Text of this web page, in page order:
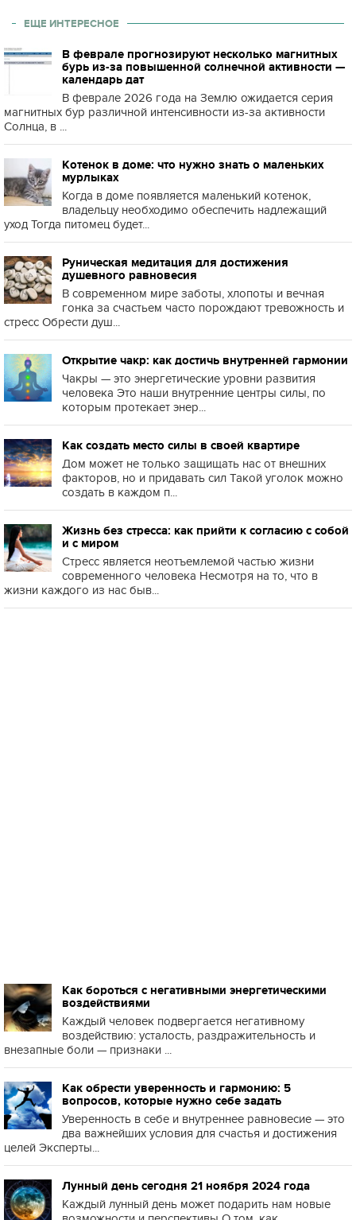
ЕЩЕ ИНТЕРЕСНОЕ
В феврале прогнозируют несколько магнитных
бурь из-за повышенной солнечной активности —
календарь дат
В феврале 2026 года на Землю ожидается серия
магнитных бур различной интенсивности из-за активности
Солнца, в ...
Котенок в доме: что нужно знать о маленьких
мурлыках
Когда в доме появляется маленький котенок,
владельцу необходимо обеспечить надлежащий
уход Тогда питомец будет...
Руническая медитация для достижения
душевного равновесия
В современном мире заботы, хлопоты и вечная
гонка за счастьем часто порождают тревожность и
стресс Обрести душ...
Открытие чакр: как достичь внутренней гармонии
Чакры — это энергетические уровни развития
человека Это наши внутренние центры силы, по
которым протекает энер...
Как создать место силы в своей квартире
Дом может не только защищать нас от внешних
факторов, но и придавать сил Такой уголок можно
создать в каждом п...
Жизнь без стресса: как прийти к согласию с собой
и с миром
Стресс является неотъемлемой частью жизни
современного человека Несмотря на то, что в
жизни каждого из нас быв...
Как бороться с негативными энергетическими
воздействиями
Каждый человек подвергается негативному
воздействию: усталость, раздражительность и
внезапные боли — признаки ...
Как обрести уверенность и гармонию: 5
вопросов, которые нужно себе задать
Уверенность в себе и внутреннее равновесие — это
два важнейших условия для счастья и достижения
целей Эксперты...
Лунный день сегодня 21 ноября 2024 года
Каждый лунный день может подарить нам новые